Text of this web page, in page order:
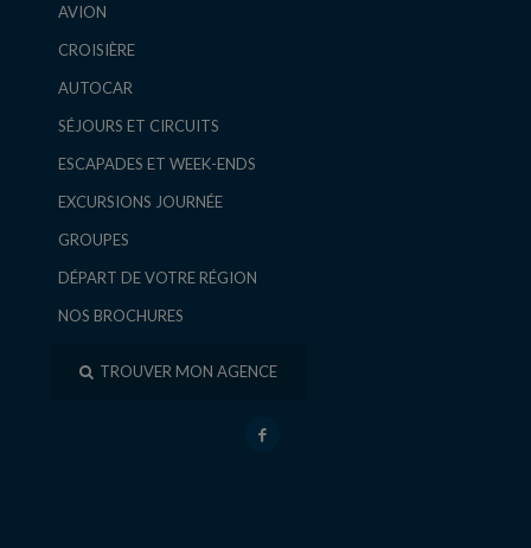
AVION
CROISIÈRE
AUTOCAR
SÉJOURS ET CIRCUITS
ESCAPADES ET WEEK-ENDS
EXCURSIONS JOURNÉE
GROUPES
DÉPART DE VOTRE RÉGION
NOS BROCHURES
TROUVER MON AGENCE